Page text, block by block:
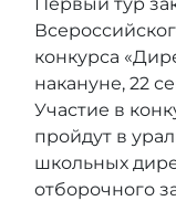
конкурса
накануне, 22
Участие в
пройдут в
школьных
отборочного